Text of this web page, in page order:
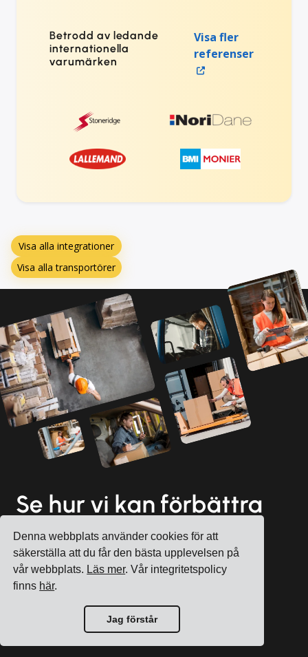
Denna webbplats använder cookies för att
säkerställa att du får den bästa upplevelsen på
vår webbplats. Läs mer. Vår integritetspolicy
finns här.
Jag förstår
Betrodd av ledande
internationella
varumärken
Visa fler
referenser
Visa alla integrationer
Visa alla transportörer
Se hur vi kan förbättra
din dagliga logistik
Boka en gratis konsultation